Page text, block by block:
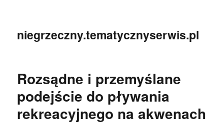
niegrzeczny.tematycznyserwis.pl
Rozsądne i przemyślane
podejście do pływania
rekreacyjnego na akwenach